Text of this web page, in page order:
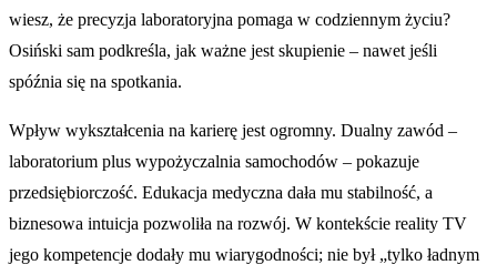
wiesz, że precyzja laboratoryjna pomaga w codziennym życiu?
Osiński sam podkreśla, jak ważne jest skupienie – nawet jeśli
spóźnia się na spotkania.
Wpływ wykształcenia na karierę jest ogromny. Dualny zawód –
laboratorium plus wypożyczalnia samochodów – pokazuje
przedsiębiorczość. Edukacja medyczna dała mu stabilność, a
biznesowa intuicja pozwoliła na rozwój. W kontekście reality TV
jego kompetencje dodały mu wiarygodności; nie był „tylko ładnym